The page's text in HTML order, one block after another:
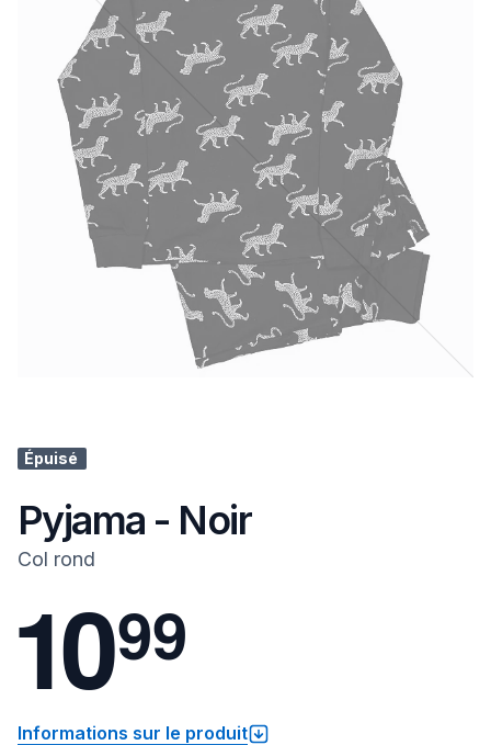
Épuisé
Pyjama - Noir
Col rond
1099
Informations sur le produit